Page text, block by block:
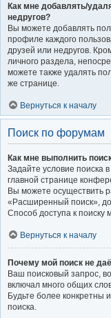
Как мне добавлять/
недругов?
Вы можете добавлять
профиле каждого
друзей или недругов.
личного раздела,
можете также удалять
же странице.
Вернуться к началу
Поиск по форумам
Как мне выполнить
Задайте условие поиска
главной странице
Вы можете осуществить
«Расширенный поиск»,
Способ доступа к поиску
Вернуться к началу
Почему мой поиск не
Ваш поисковый запрос,
включал много общих
Будьте более конкретны
поиска.